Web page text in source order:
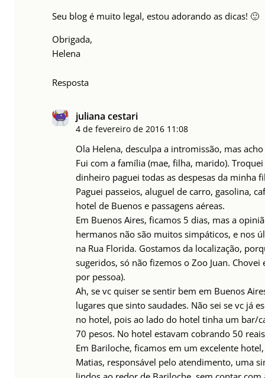
Seu blog é muito legal, estou adorando as dicas! 🙂
Obrigada,
Helena
Resposta
juliana cestari
4 de fevereiro de 2016 11:08
Ola Helena, desculpa a intromissão, mas
Fui com a família (mae, filha, marido).
dinheiro paguei todas as despesas da minha
Paguei passeios, aluguel de carro, gasolina,
hotel de Buenos e passagens aéreas.
Em Buenos Aires, ficamos 5 dias, mas a
hermanos não são muitos simpáticos, e nos
na Rua Florida. Gostamos da localização,
sugeridos, só não fizemos o Zoo Juan.
por pessoa).
Ah, se vc quiser se sentir bem em Buenos
lugares que sinto saudades. Não sei se vc já
no hotel, pois ao lado do hotel tinha um bar/
70 pesos. No hotel estavam cobrando 50
Em Bariloche, ficamos em um excelente
Matias, responsável pelo atendimento, uma